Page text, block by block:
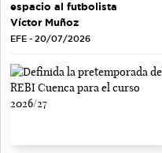
espacio al futbolista
Víctor Muñoz
EFE - 20/07/2026